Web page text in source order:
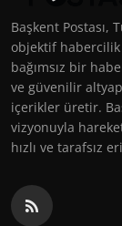
Başkent Postası,
objektif habercilik
bağımsız bir
ve güvenilir
içerikler üretir.
vizyonuyla
hızlı ve tarafsız